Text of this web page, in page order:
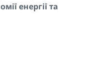
енергії та